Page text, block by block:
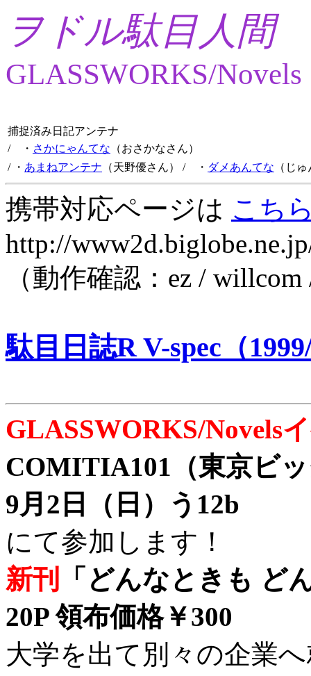
ヲドル駄目人間
GLASSWORKS/Novels
捕捉済み日記アンテナ
/ ・ さかにゃんてな （おさかなさん）
/ ・ あまねアンテナ （天野優さん） / ・ ダメあんてな （じ
携帯対応ページは こち
http://
（動作確認：ez /
駄目日誌R V-spec（
GLASSWORKS/Novels
COMITIA101（東京ビ
9月2日（日）う12b
にて参加します！
新刊
「どんなときも ど
20P 領布価格￥300
大学を出て別々の企業